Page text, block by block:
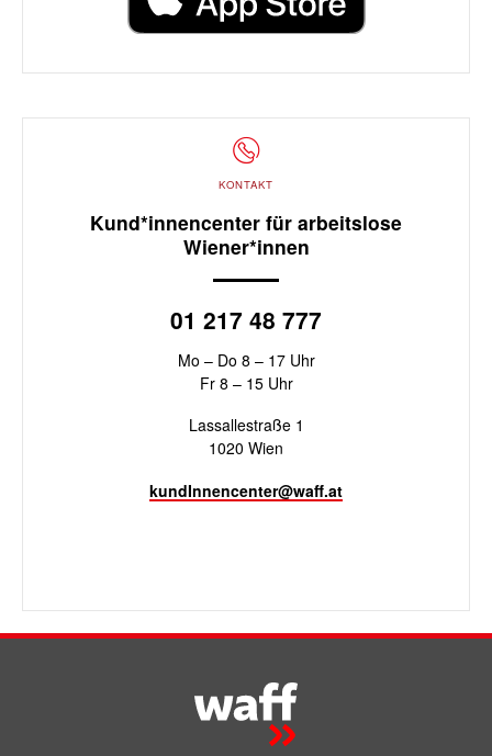
KONTAKT
Kund*innencenter für arbeitslose
Wiener*innen
01 217 48 777
Mo – Do 8 – 17 Uhr
Fr 8 – 15 Uhr
Lassallestraße 1
1020 Wien
kundInnencenter@waff.at